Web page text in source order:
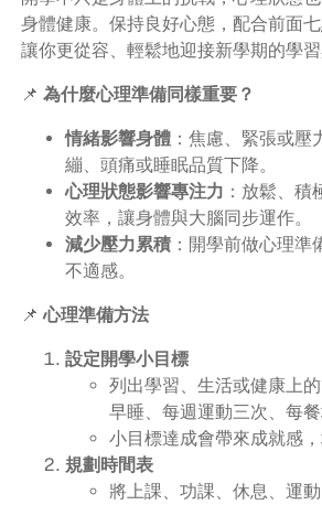
身體健康。保持良好心態，配合前面
讓你更從容、輕鬆地迎接新學期的學習
📌 為什麼心理準備同樣重要？
情緒影響身體：焦慮、緊張或壓
繃、頭痛或睡眠品質下降。
心理狀態影響專注力 ：放鬆、積
效率，讓身體與大腦同步運作。
減少壓力累積：開學前做心理準
不適感。
📌心理準備方法
設定開學小目標
列出學習、生活或健康上
早睡、每週運動三次、每餐
小目標達成會帶來成就感，
規劃時間表
將上課、功課、休息、運